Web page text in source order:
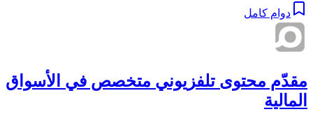
دوام كامل
مقدّم محتوى تلفزيوني متخصص في الأسواق
المالية